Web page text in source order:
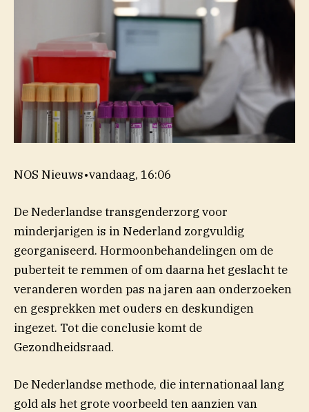
NOS Nieuws•vandaag, 16:06
De Nederlandse transgenderzorg voor
minderjarigen is in Nederland zorgvuldig
georganiseerd. Hormoonbehandelingen om de
puberteit te remmen of om daarna het geslacht te
veranderen worden pas na jaren aan onderzoeken
en gesprekken met ouders en deskundigen
ingezet. Tot die conclusie komt de
Gezondheidsraad.
De Nederlandse methode, die internationaal lang
gold als het grote voorbeeld ten aanzien van